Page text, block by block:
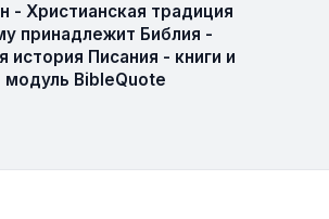
- Христианская традиция
принадлежит Библия -
история Писания - книги и
модуль BibleQuote